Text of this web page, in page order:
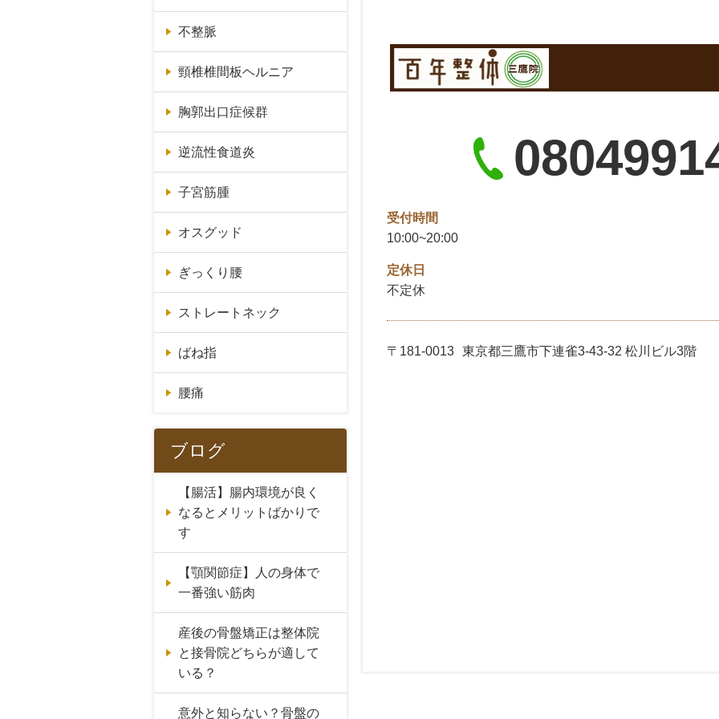
受付時間
10:00~20:00
定休日
不定休
〒181-0013 東京都三鷹市下連雀3-43-32 松川ビル3階
不整脈
頸椎椎間板ヘルニア
胸郭出口症候群
逆流性食道炎
子宮筋腫
オスグッド
ぎっくり腰
ストレートネック
ばね指
腰痛
ブログ
【腸活】腸内環境が良く
なるとメリットばかりで
す
【顎関節症】人の身体で
一番強い筋肉
産後の骨盤矯正は整体院
と接骨院どちらが適して
いる？
意外と知らない？骨盤の